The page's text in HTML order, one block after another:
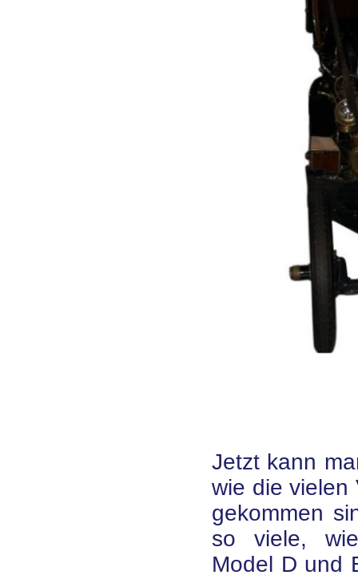
Jetzt kann
wie die vielen
gekommen
so viele,
Model D und